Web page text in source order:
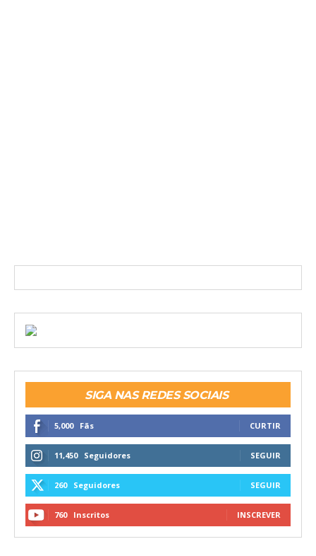
SIGA NAS REDES SOCIAIS
5,000 Fãs CURTIR
11,450 Seguidores SEGUIR
260 Seguidores SEGUIR
760 Inscritos INSCREVER